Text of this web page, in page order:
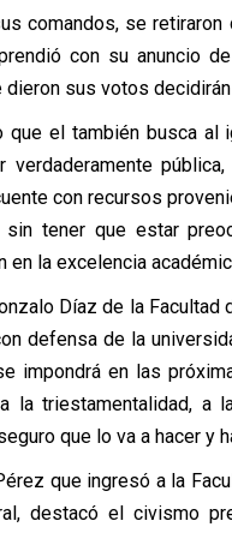
comandos, se
con su anuncio
sus votos
que el también busca al
verdaderamente
con recursos
tener que estar
la excelencia
Díaz de la
defensa de la
impondrá en las
la triestamentalidad, a
que lo va a hacer y
que ingresó a la
destacó el civismo